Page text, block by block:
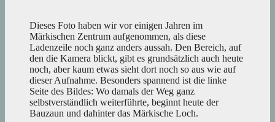
Dieses Foto haben wir vor einigen Jahren im
Märkischen Zentrum aufgenommen, als diese
Ladenzeile noch ganz anders aussah. Den Bereich, auf
den die Kamera blickt, gibt es grundsätzlich auch heute
noch, aber kaum etwas sieht dort noch so aus wie auf
dieser Aufnahme. Besonders spannend ist die linke
Seite des Bildes: Wo damals der Weg ganz
selbstverständlich weiterführte, beginnt heute der
Bauzaun und dahinter das Märkische Loch.